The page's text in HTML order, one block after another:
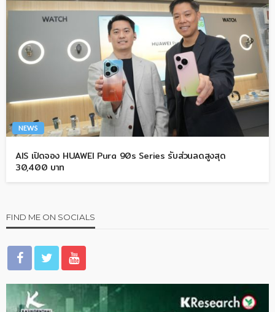
NEWS
AIS เปิดจอง HUAWEI Pura 90s Series รับส่วนลดสูงสุด
30,400 บาท
FIND ME ON SOCIALS